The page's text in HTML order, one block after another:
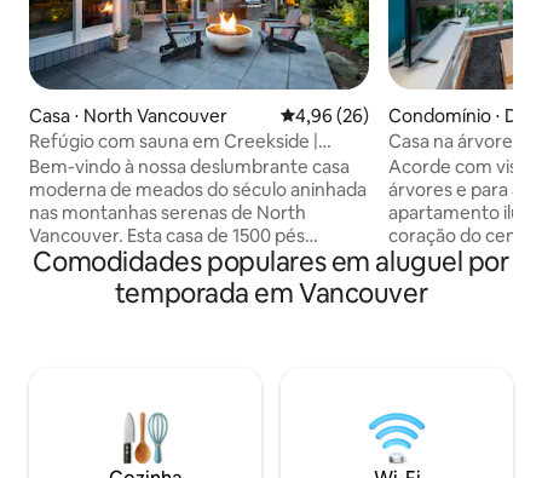
Casa ⋅ North Vancouver 4,96 de uma avaliação média
4,96 (26)
Refúgio com sauna em Creekside |
Aceita animais de estimação
Bem-vindo à nossa deslumbrante casa
moderna de meados do século aninhada
nas montanhas serenas de North
Vancouver. Esta casa de 1500 pés
quadrados, 2 quartos, 2 banheiros
oferece uma mistura perfeita de
tranquilidade e comodidades modernas,
concreto Desfrute do seu próprio retiro
de spa privado nas montanhas enquanto
está perto das comodidades de North
Condomínio ⋅
ncouver
Casa na árvore
passeio até
Acorde com
árvores e para a
apartamento
coração do
no sofá junto às
verde, prepare
na cozinha
English Bay, do
dos cafés da
Yaletown, Robson
Comodidades populares em aluguel por
temporada em Vancouver